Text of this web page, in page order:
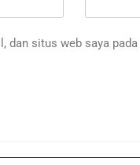
dan situs web saya